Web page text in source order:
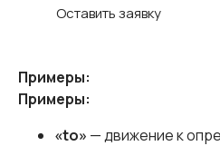
Оставить заявку
Примеры:
Примеры:
«to» — движение к